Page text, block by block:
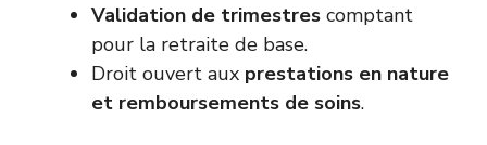
Validation de trimestres comptant
pour la retraite de base.
Droit ouvert aux prestations en nature
et remboursements de soins.